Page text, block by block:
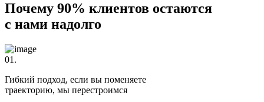
Почему 90% клиентов остаются
с нами надолго
01.
Гибкий подход, если вы поменяете
траекторию, мы перестроимся